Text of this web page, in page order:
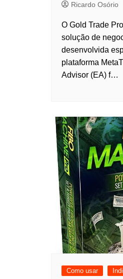
Ricardo Osório
O Gold Trade
solução de
desenvolvida
plataforma
Advisor (EA) f…
Como usar